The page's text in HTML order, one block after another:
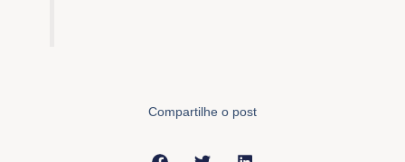
Compartilhe o post